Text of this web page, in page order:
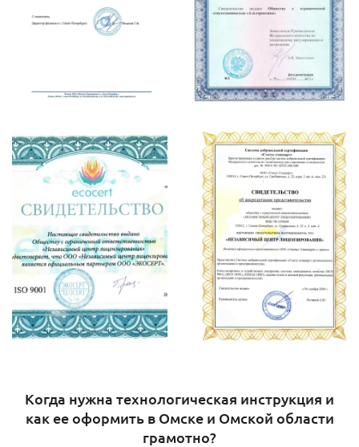
Когда нужна технологическая инструкция и
как ее оформить в Омске и Омской области
грамотно?